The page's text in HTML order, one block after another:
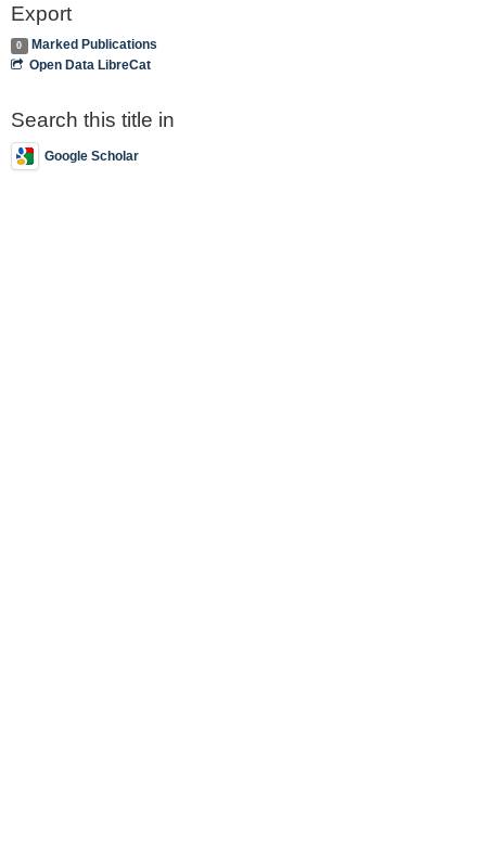
Export
0
Marked Publications
Open Data LibreCat
Search this title in
Google Scholar